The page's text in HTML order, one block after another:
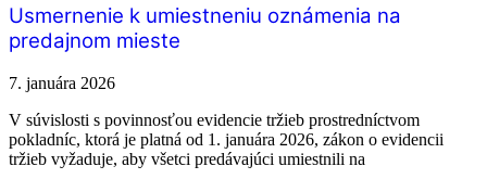
Usmernenie k umiestneniu oznámenia na
predajnom mieste
7. januára 2026
V súvislosti s povinnosťou evidencie tržieb prostredníctvom
pokladníc, ktorá je platná od 1. januára 2026, zákon o evidencii
tržieb vyžaduje, aby všetci predávajúci umiestnili na